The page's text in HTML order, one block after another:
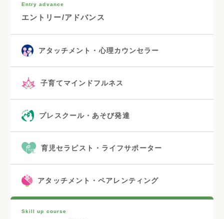
Entry advance
エントリー/アドバンス
アタッチメント・心理カウンセラー
子育てマインドフルネス
プレスクール・あそび発達
育児セラピスト・ライフサポーター
アタッチメント・ペアレンティング
Skill up course